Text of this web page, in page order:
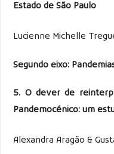
Estado de São Paulo
Lucienne Michelle
Segundo eixo:
5. O dever de
Pandemocénico: um
Alexandra Aragão &